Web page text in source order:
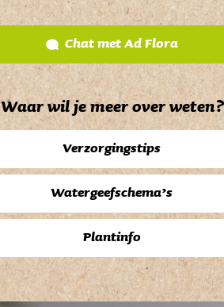
Chat met Ad Flora
Waar wil je meer over weten?
Verzorgingstips
Watergeefschema’s
Plantinfo